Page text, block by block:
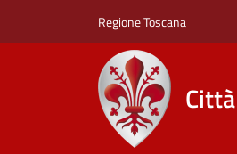
Regione Toscana